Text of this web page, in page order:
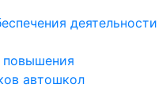
деятельности
повышения
автошкол